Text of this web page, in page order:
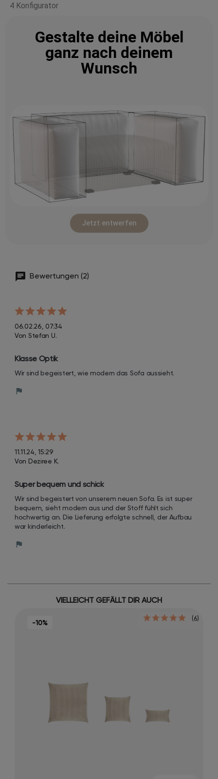
4 Konfigurator
Gestalte deine Möbel
ganz nach deinem
Wunsch
Jetzt entwerfen
Bewertungen (2)
06.02.26, 07:34
Von Stefan U.
Klasse Optik
Wir sind begeistert, wie modern das Sofa aussieht.
11.11.24, 15:29
Von Deziree K.
Super bequem und schick
Wir sind begeistert von unserem neuen Sofa. Es ist super
bequem, sieht modern aus und der Stoff fühlt sich
hochwertig an. Die Lieferung erfolgte schnell, der Aufbau
war kinderleicht.
VIELLEICHT GEFÄLLT DIR AUCH
-10% (6)